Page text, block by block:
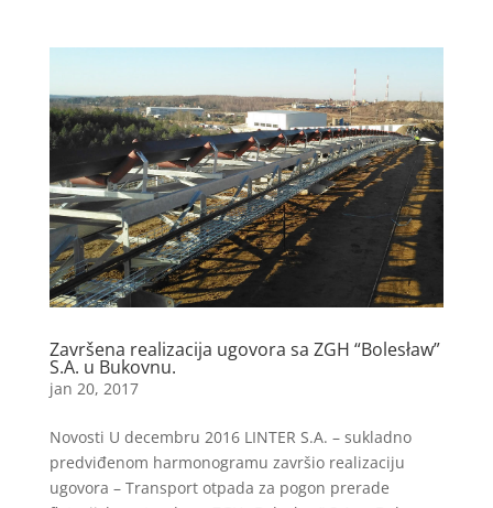
Završena realizacija ugovora sa ZGH “Bolesław”
S.A. u Bukovnu.
jan 20, 2017
Novosti U decembru 2016 LINTER S.A. – sukladno
predviđenom harmonogramu završio realizaciju
ugovora – Transport otpada za pogon prerade